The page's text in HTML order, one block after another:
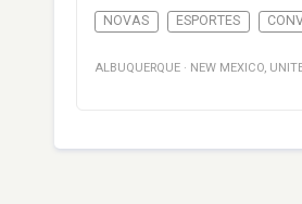
NOVAS ESPORTES
ALBUQUERQUE · NEW MEXICO,